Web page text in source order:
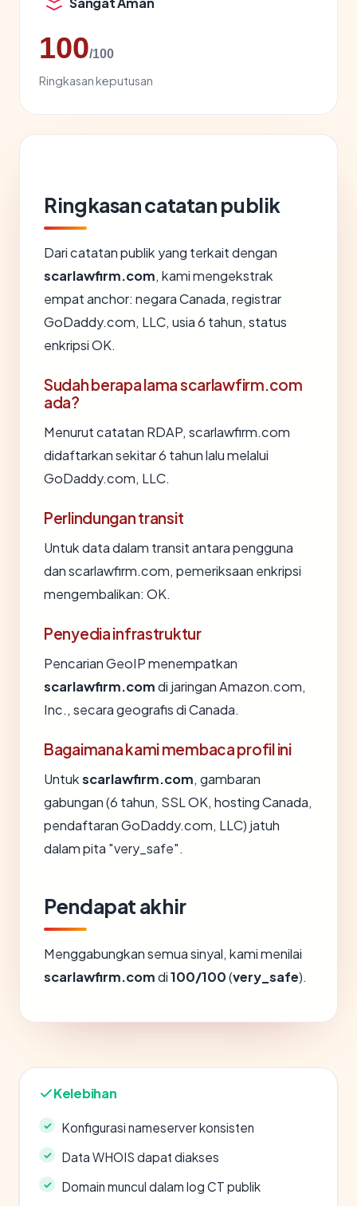
100/100
Ringkasan keputusan
Ringkasan catatan publik
Dari catatan publik yang terkait dengan
scarlawfirm.com, kami mengekstrak
empat anchor: negara Canada, registrar
GoDaddy.com, LLC, usia 6 tahun, status
enkripsi OK.
Sudah berapa lama scarlawfirm.com
ada?
Menurut catatan RDAP, scarlawfirm.com
didaftarkan sekitar 6 tahun lalu melalui
GoDaddy.com, LLC.
Perlindungan transit
Untuk data dalam transit antara pengguna
dan scarlawfirm.com, pemeriksaan enkripsi
mengembalikan: OK.
Penyedia infrastruktur
Pencarian GeoIP menempatkan
scarlawfirm.comdi jaringan Amazon.com,
Inc., secara geografis di Canada.
Bagaimana kami membaca profil ini
Untukscarlawfirm.com, gambaran
gabungan (6 tahun, SSL OK, hosting Canada,
pendaftaran GoDaddy.com, LLC) jatuh
dalam pita "very_safe".
Pendapat akhir
Menggabungkan semua sinyal, kami menilai
scarlawfirm.comdi100/100(very_safe).
Kelebihan
Konfigurasi nameserver konsisten
Data WHOIS dapat diakses
Domain muncul dalam log CT publik